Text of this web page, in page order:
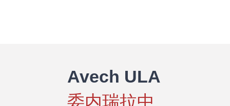
Avech ULA
委内瑞拉中